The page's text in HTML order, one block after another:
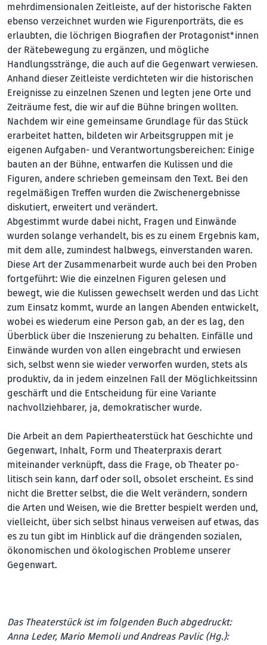
mehrdimensionalen Zeitleiste, auf der historische Fakten
ebenso verzeichnet wur­den wie Figurenporträts, die es
erlaubten, die löchrigen Biografien der Protagonist*innen
der Rätebewegung zu ergänzen, und mögliche
Handlungs­strän­ge, die auch auf die Gegenwart verwiesen.
Anhand dieser Zeitleiste ver­dichteten wir die historischen
Ereignisse zu einzelnen Szenen und legten jene Orte und
Zeit­räume fest, die wir auf die Bühne bringen wollten.
Nachdem wir eine gemeinsame Grundlage für das Stück
erarbeitet hatten, bildeten wir Arbeitsgruppen mit je
eigenen Aufgaben- und Verantwortungsbereichen: Einige
bauten an der Bühne, entwarfen die Kulissen und die
Figuren, andere schrieben gemeinsam den Text. Bei den
regelmäßigen Treffen wurden die Zwischenergebnisse
diskutiert, erweitert und verändert.
Abgestimmt wurde dabei nicht, Fragen und Einwände
wurden solange verhandelt, bis es zu einem Ergebnis kam,
mit dem alle, zumindest halbwegs, einverstan­den waren.
Diese Art der Zusammenarbeit wurde auch bei den Proben
fortgeführt: Wie die einzelnen Figuren gelesen und
bewegt, wie die Kulissen gewechselt werden und das Licht
zum Einsatz kommt, wurde an langen Abenden ent­wi­ckelt,
wobei es wiederum eine Person gab, an der es lag, den
Überblick über die Inszenierung zu behalten. Einfälle und
Einwände wurden von allen eingebracht und erwiesen
sich, selbst wenn sie wieder verworfen wurden, stets als
produktiv, da in jedem einzelnen Fall der Möglichkeitssinn
geschärft und die Entscheidung für eine Variante
nachvollziehbarer, ja, demokra­tischer wurde.
Die Arbeit an dem Papiertheaterstück hat Geschichte und
Gegenwart, Inhalt, Form und Theaterpraxis derart
miteinander verknüpft, dass die Frage, ob Theater po­
litisch sein kann, darf oder soll, obsolet er­scheint. Es sind
nicht die Bretter selbst, die die Welt verändern, sondern
die Arten und Weisen, wie die Bretter bespielt werden und,
vielleicht, über sich selbst hinaus verweisen auf etwas, das
es zu tun gibt im Hinblick auf die drängenden sozialen,
öko­nomischen und ökologischen Proble­me unserer
Gegenwart.
Das Theaterstück ist im folgenden Buch abgedruckt:
Anna Leder, Mario Memoli und Andreas Pavlic (Hg.):